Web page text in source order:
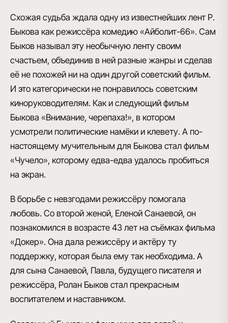
Схожая судьба ждала одну из известнейших лент Р.
Быкова как режиссёра комедию «Айболит-66». Сам
Быков называл эту необычную ленту своим
счастьем, объединив в ней разные жанры и сделав
её не похожей ни на один другой советский фильм.
И это категорически не понравилось советским
киноруководителям. Как и следующий фильм
Быкова «Внимание, черепаха!», в котором
усмотрели политические намёки и клевету. А по-
настоящему мучительным для Быкова стал фильм
«Чучело», которому едва-едва удалось пробиться
на экран.
В борьбе с невзгодами режиссёру помогала
любовь. Со второй женой, Еленой Санаевой, он
познакомился в возрасте 43 лет на съёмках фильма
«Докер». Она дала режиссёру и актёру ту
поддержку, которая была ему так необходима. А
для сына Санаевой, Павла, будущего писателя и
режиссёра, Ролан Быков стал прекрасным
воспитателем и наставником.